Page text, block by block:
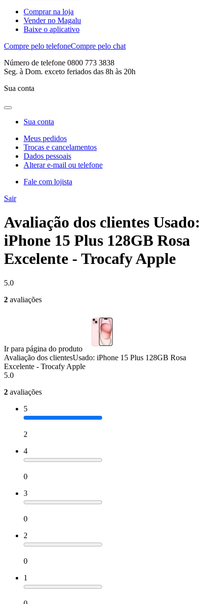
Comprar na loja
Vender no Magalu
Baixe o aplicativo
Compre pelo telefoneCompre pelo chat
Número de telefone 0800 773 3838
Seg. à Dom. exceto feriados das 8h às 20h
Sua conta
Sua conta
Meus pedidos
Trocas e cancelamentos
Dados pessoais
Alterar e-mail ou telefone
Fale com lojista
Sair
Avaliação dos clientes Usado:
iPhone 15 Plus 128GB Rosa
Excelente - Trocafy Apple
5.0
2 avaliações
Ir para página do produto
Avaliação dos clientesUsado: iPhone 15 Plus 128GB Rosa
Excelente - Trocafy Apple
5.0
2 avaliações
5
2
4
0
3
0
2
0
1